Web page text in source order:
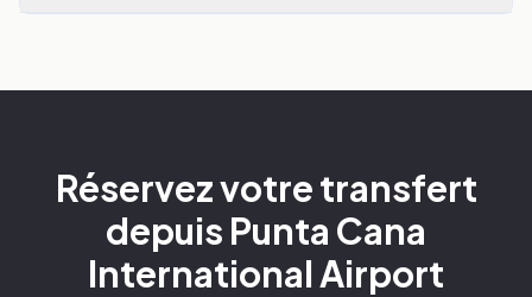
Réservez votre transfert
depuis Punta Cana
International Airport